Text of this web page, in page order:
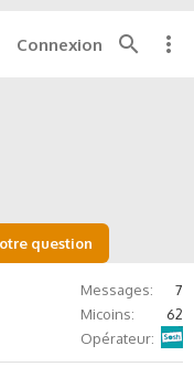
Connexion
question
Messages
7
Micoins
62
Opérateur